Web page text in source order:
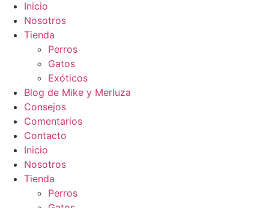
Inicio
Nosotros
Tienda
Perros
Gatos
Exóticos
Blog de Mike y Merluza
Consejos
Comentarios
Contacto
Inicio
Nosotros
Tienda
Perros